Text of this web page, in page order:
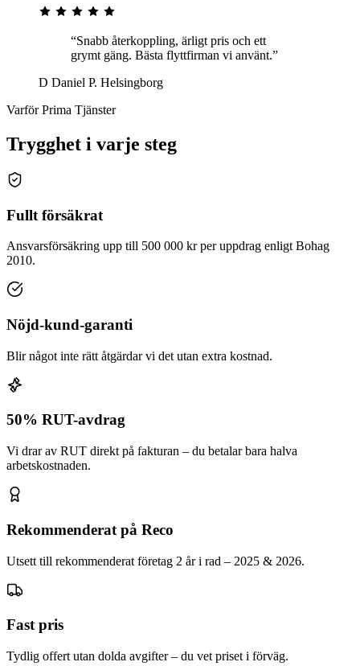
“Snabb återkoppling, ärligt pris och ett
grymt gäng. Bästa flyttfirman vi använt.”
D Daniel P. Helsingborg
Varför Prima Tjänster
Trygghet i varje steg
Fullt försäkrat
Ansvarsförsäkring upp till 500 000 kr per uppdrag enligt Bohag
2010.
Nöjd-kund-garanti
Blir något inte rätt åtgärdar vi det utan extra kostnad.
50% RUT-avdrag
Vi drar av RUT direkt på fakturan – du betalar bara halva
arbetskostnaden.
Rekommenderat på Reco
Utsett till rekommenderat företag 2 år i rad – 2025 & 2026.
Fast pris
Tydlig offert utan dolda avgifter – du vet priset i förväg.